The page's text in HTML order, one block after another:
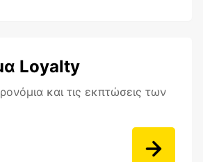
Loyalty
και τις εκπτώσεις των